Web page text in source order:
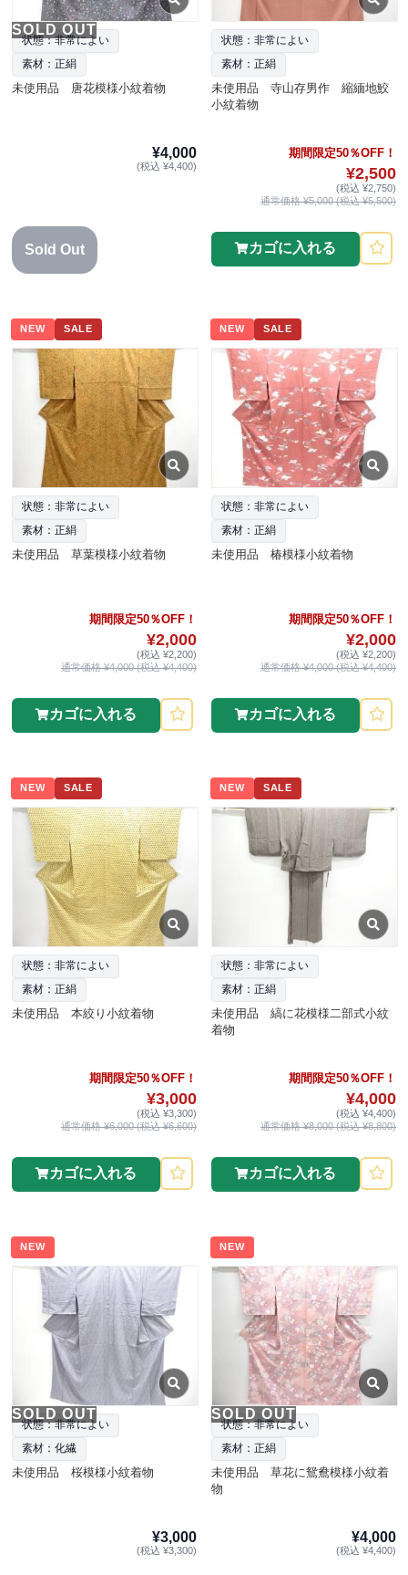
SOLD OUT
状態：非常によい
素材：正絹
未使用品 唐花模様小紋着物
¥4,000
(税込 ¥4,400)
Sold Out
状態：非常によい
素材：正絹
未使用品 寺山存男作 縮緬地鮫
小紋着物
期間限定50％OFF！
¥2,500
(税込 ¥2,750)
通常価格 ¥5,000 (税込 ¥5,500)
カゴに入れる
NEW SALE
状態：非常によい
素材：正絹
未使用品 草葉模様小紋着物
期間限定50％OFF！
¥2,000
(税込 ¥2,200)
通常価格 ¥4,000 (税込 ¥4,400)
カゴに入れる
NEW SALE
状態：非常によい
素材：正絹
未使用品 椿模様小紋着物
期間限定50％OFF！
¥2,000
(税込 ¥2,200)
通常価格 ¥4,000 (税込 ¥4,400)
カゴに入れる
NEW SALE
状態：非常によい
素材：正絹
未使用品 本絞り小紋着物
期間限定50％OFF！
¥3,000
(税込 ¥3,300)
通常価格 ¥6,000 (税込 ¥6,600)
カゴに入れる
NEW SALE
状態：非常によい
素材：正絹
未使用品 縞に花模様二部式小紋
着物
期間限定50％OFF！
¥4,000
(税込 ¥4,400)
通常価格 ¥8,000 (税込 ¥8,800)
カゴに入れる
NEW
SOLD OUT
状態：非常によい
素材：化繊
未使用品 桜模様小紋着物
¥3,000
(税込 ¥3,300)
NEW
SOLD OUT
状態：非常によい
素材：正絹
未使用品 草花に鴛鴦模様小紋着
物
¥4,000
(税込 ¥4,400)